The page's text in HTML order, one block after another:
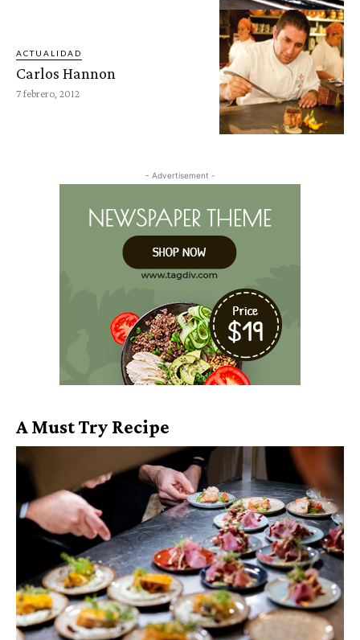
ACTUALIDAD
Carlos Hannon
7 febrero, 2012
- Advertisement -
A Must Try Recipe